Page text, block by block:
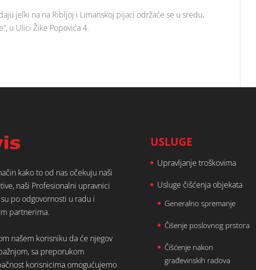
jelki na na Ribljoj i Limanskoj pijaci održaće se u sredu,
u Ulici Žike Popovića 4.
kako to od nas očekuju naši
naši Profesionalni upravnici
po odgovornosti u radu i
partnerima.
našem korisniku da će njegov
sa preporukom
korisnicima omogućujemo
USLUGE
Upravljanje troškovima
Usluge čišćenja objekata
Generalno spremanje
Čišenje poslovnog prstora
Čišćenje nakon
građevinskih radova